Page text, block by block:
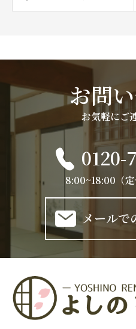
お問
お気軽にご
0120-
8:00~18:00（定
メールで